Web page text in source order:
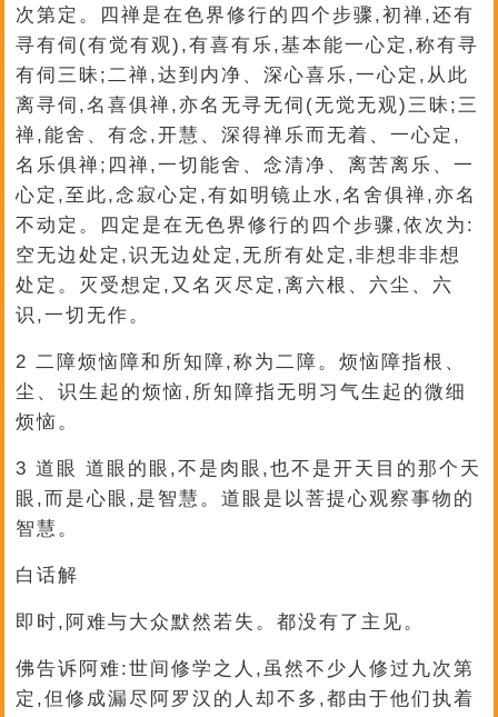
次第定。四禅是在色界修行的四个步骤,初禅,还有
寻有伺(有觉有观),有喜有乐,基本能一心定,称有寻
有伺三昧;二禅,达到内净、深心喜乐,一心定,从此
离寻伺,名喜俱禅,亦名无寻无伺(无觉无观)三昧;三
禅,能舍、有念,开慧、深得禅乐而无着、一心定,
名乐俱禅;四禅,一切能舍、念清净、离苦离乐、一
心定,至此,念寂心定,有如明镜止水,名舍俱禅,亦名
不动定。四定是在无色界修行的四个步骤,依次为:
空无边处定,识无边处定,无所有处定,非想非非想
处定。灭受想定,又名灭尽定,离六根、六尘、六
识,一切无作。
2 二障烦恼障和所知障,称为二障。烦恼障指根、
尘、识生起的烦恼,所知障指无明习气生起的微细
烦恼。
3 道眼 道眼的眼,不是肉眼,也不是开天目的那个天
眼,而是心眼,是智慧。道眼是以菩提心观察事物的
智慧。
白话解
即时,阿难与大众默然若失。都没有了主见。
佛告诉阿难:世间修学之人,虽然不少人修过九次第
定,但修成漏尽阿罗汉的人却不多,都由于他们执着